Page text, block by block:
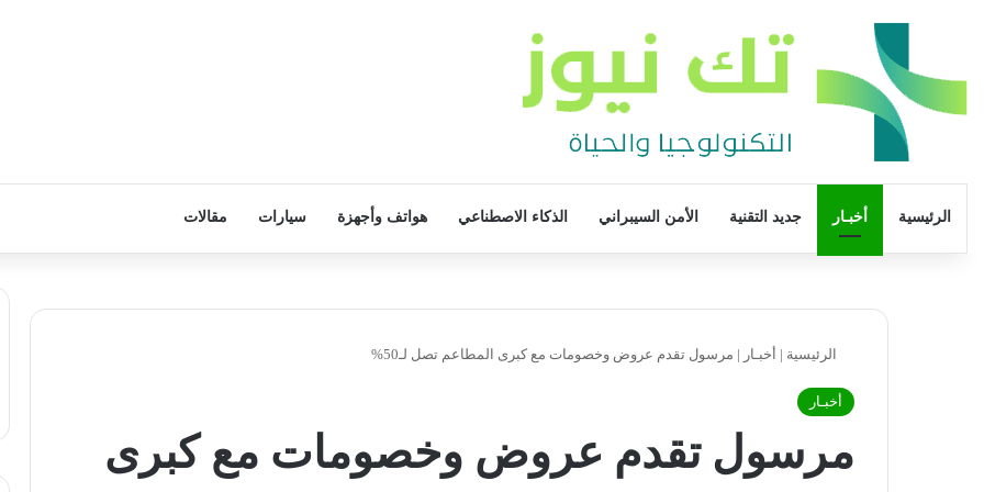
الرئيسية أخبـار جديد التقنية الأمن السيبراني الذكاء الاصطناعي هواتف وأجهزة سيارات مقالات
الرئيسية | أخبـار | مرسول تقدم عروض وخصومات مع كبرى المطاعم تصل لـ50%
أخبـار
مرسول تقدم عروض وخصومات مع كبرى